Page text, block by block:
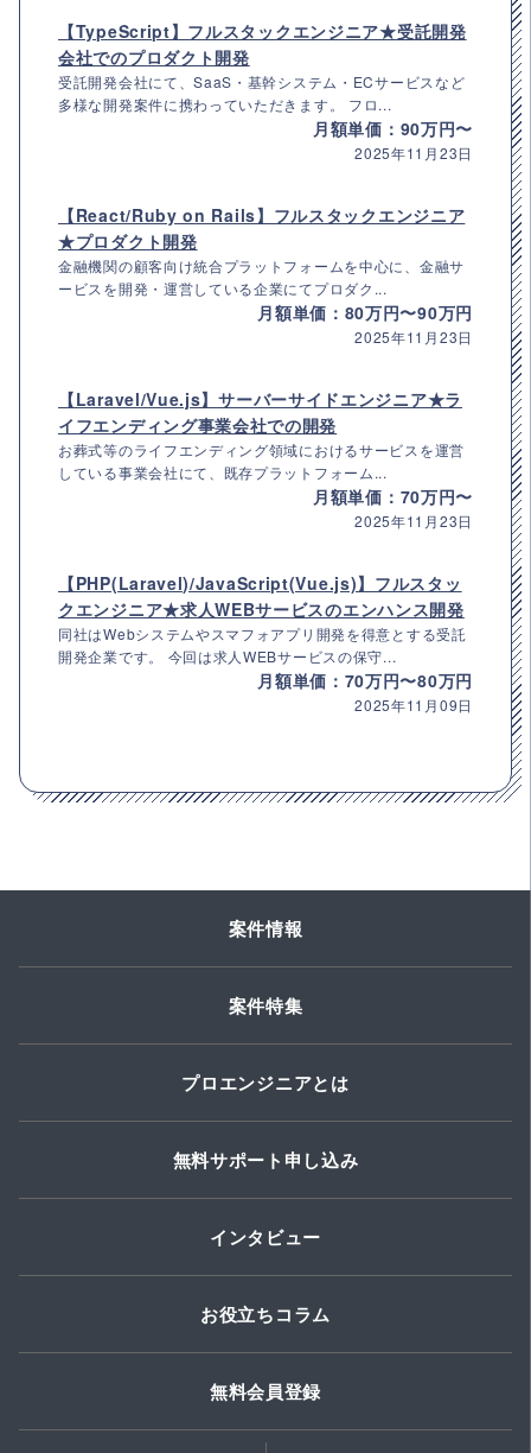
【TypeScript】フルスタックエンジニア★受託開発
会社でのプロダクト開発
受託開発会社にて、SaaS・基幹システム・ECサービスなど
多様な開発案件に携わっていただきます。 フロ...
月額単価：90万円〜
2025年11月23日
【React/Ruby on Rails】フルスタックエンジニア
★プロダクト開発
金融機関の顧客向け統合プラットフォームを中心に、金融サ
ービスを開発・運営している企業にてプロダク...
月額単価：80万円〜90万円
2025年11月23日
【Laravel/Vue.js】サーバーサイドエンジニア★ラ
イフエンディング事業会社での開発
お葬式等のライフエンディング領域におけるサービスを運営
している事業会社にて、既存プラットフォーム...
月額単価：70万円〜
2025年11月23日
【PHP(Laravel)/JavaScript(Vue.js)】フルスタッ
クエンジニア★求人WEBサービスのエンハンス開発
同社はWebシステムやスマフォアプリ開発を得意とする受託
開発企業です。 今回は求人WEBサービスの保守...
月額単価：70万円〜80万円
2025年11月09日
案件情報
案件特集
プロエンジニアとは
無料サポート申し込み
インタビュー
お役立ちコラム
無料会員登録